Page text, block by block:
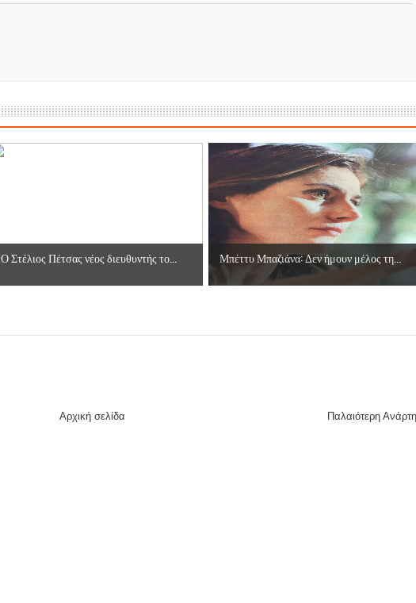
Ο Στέλιος Πέτσας νέος διευθυντής το... Μπέττυ Μπαζιάνα: Δεν ήμουν μέλος τη...
Παλαιότερη
Αρχική σελίδα